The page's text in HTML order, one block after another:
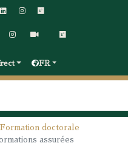
FR
Formation doctorale
assurées